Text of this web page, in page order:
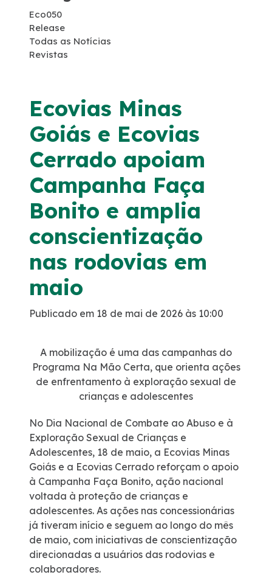
Serviço de Atendimento ao Usuário - SAU
Combate a Focos de Incêndio
Links Úteis
Tráfego Mensal
Estatística de acidentes
Notícias
Sustentabilidade
Compromisso de Regularização Ambiental
Política de Sustentabilidade
Mapa da via
Atendimento
Ressarcimento
Dúvidas
Fornecedores
Eco050
Release
Todas as Notícias
Revistas
Ecovias Minas
Goiás e Ecovias
Cerrado apoiam
Campanha Faça
Bonito e amplia
conscientização
nas rodovias em
maio
Publicado em 18 de mai de 2026 às 10:00
A mobilização é uma das campanhas do
Programa Na Mão Certa, que orienta ações
de enfrentamento à exploração sexual de
crianças e adolescentes
No Dia Nacional de Combate ao Abuso e à
Exploração Sexual de Crianças e
Adolescentes, 18 de maio, a Ecovias Minas
Goiás e a Ecovias Cerrado reforçam o apoio
à Campanha Faça Bonito, ação nacional
voltada à proteção de crianças e
adolescentes. As ações nas concessionárias
já tiveram início e seguem ao longo do mês
de maio, com iniciativas de conscientização
direcionadas a usuários das rodovias e
colaboradores.